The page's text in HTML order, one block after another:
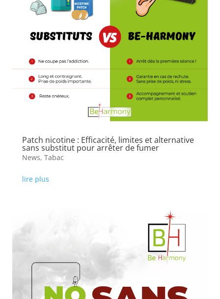
Patch nicotine : Efficacité, limites et alternative
sans substitut pour arrêter de fumer
News, Tabac
lire plus